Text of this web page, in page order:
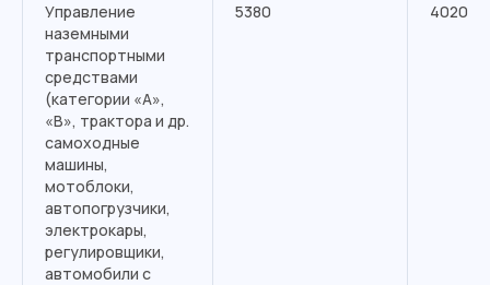
Управление
наземными
транспортными
средствами
(категории «А»,
«В», трактора и др.
самоходные
машины,
мотоблоки,
автопогрузчики,
электрокары,
регулировщики,
автомобили с
5380 4020